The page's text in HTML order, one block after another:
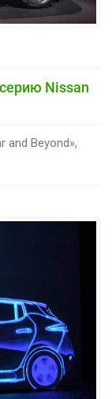
Nissan
and Beyond»,